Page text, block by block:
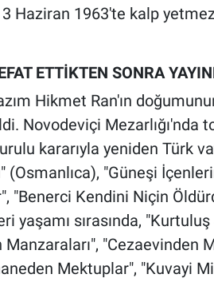
Haziran 1963'te kalp
ETTİKTEN SONRA
Hikmet Ran'ın
Novodeviçi
kararıyla yeniden Türk
(Osmanlıca), "Güneşi
"Benerci Kendini Niçin
sırasında, "Kurtuluş
"Cezaevinden
Mektuplar", "Kuvayi